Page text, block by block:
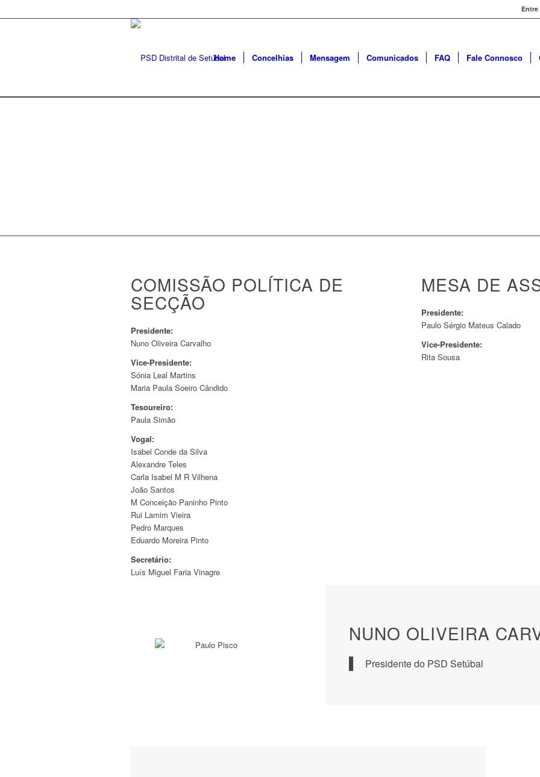
Entre
Home Concelhias Mensagem Comunicados FAQ Fale Connosco
COMISSÃO POLÍTICA DE
SECÇÃO
Presidente:
Nuno Oliveira Carvalho
Vice-Presidente:
Sónia Leal Martins
Maria Paula Soeiro Cândido
Tesoureiro:
Paula Simão
Vogal:
Isabel Conde da Silva
Alexandre Teles
Carla Isabel M R Vilhena
João Santos
M Conceição Paninho Pinto
Rui Lamim Vieira
Pedro Marques
Eduardo Moreira Pinto
Secretário:
Luís Miguel Faria Vinagre
MESA DE
Presidente:
Paulo Sérgio Mateus Calado
Vice-Presidente:
Rita Sousa
NUNO OLIVEIRA
Presidente do PSD Setúbal